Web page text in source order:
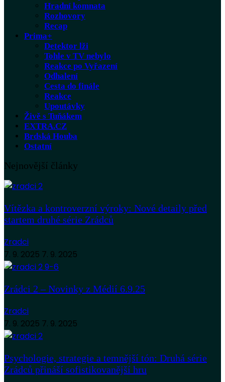
Hradní komnata
Rozhovory
Recap
Prima+
Detektor lži
Tohle v TV nebylo
Reakce po Vyřazení
Odhalení
Cesta do finále
Reakce
Upoutávky
Živě s Tuňákem
EXTRA.CZ
Brdská Houba
Ostatní
Nejnovější články
Vítězka a kontroverzní výroky: Nové detaily před
startem druhé série Zrádců
Zradci
7. 9. 2025 7. 9. 2025
Zrádci 2 – Novinky z Médií 6.9.25
Zradci
7. 9. 2025 7. 9. 2025
Psychologie, strategie a temnější tón: Druhá série
Zrádců přináší sofistikovanější hru